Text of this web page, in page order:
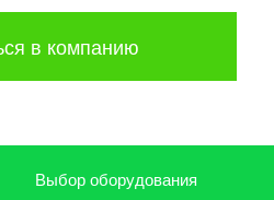
в компанию
Выбор оборудования